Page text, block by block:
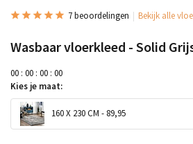
7 beoordelingen Bekijk alle
Wasbaar vloerkleed - Solid
00 : 00 : 00 : 00
Kies je maat:
160 X 230 CM - 89,95